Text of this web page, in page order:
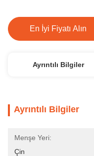
En İyi Fiyatı Alın
Ayrıntılı Bilgiler
Ayrıntılı Bilgiler
Menşe Yeri:
Çin